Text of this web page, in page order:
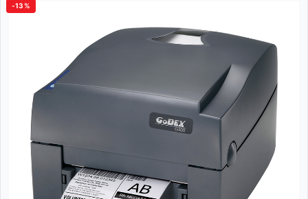
-13%